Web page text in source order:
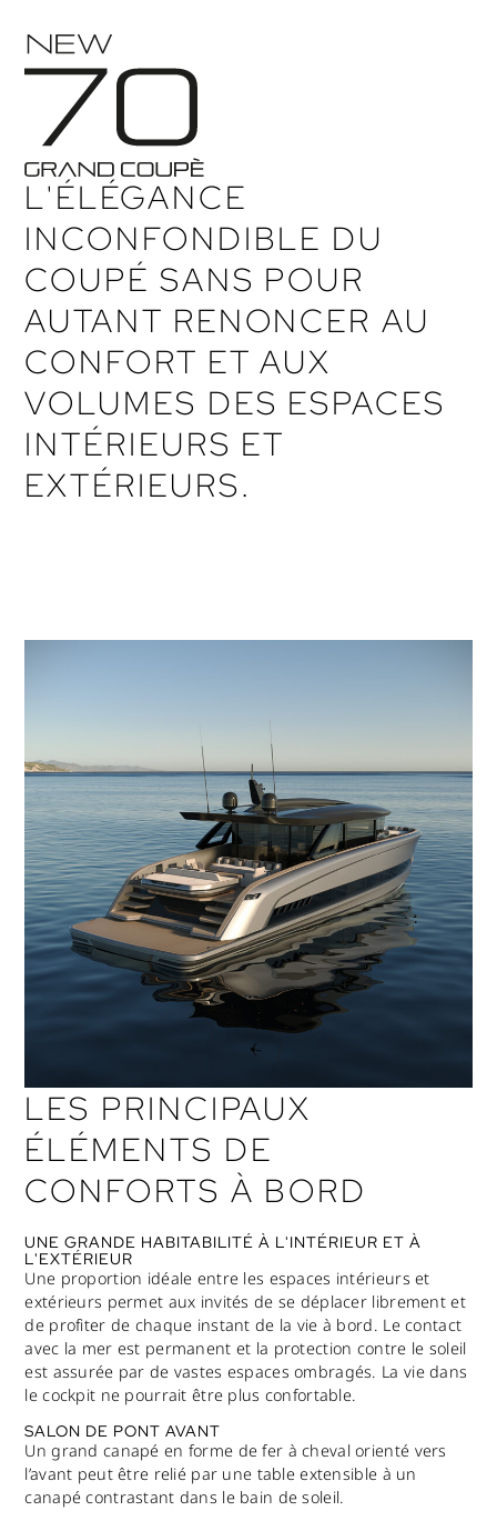
L'ÉLÉGANCE
INCONFONDIBLE DU
COUPÉ SANS POUR
AUTANT RENONCER AU
CONFORT ET AUX
VOLUMES DES ESPACES
INTÉRIEURS ET
EXTÉRIEURS.
LES PRINCIPAUX
ÉLÉMENTS DE
CONFORTS À BORD
UNE GRANDE HABITABILITÉ À L'INTÉRIEUR ET À
L'EXTÉRIEUR
Une proportion idéale entre les espaces intérieurs et
extérieurs permet aux invités de se déplacer librement et
de profiter de chaque instant de la vie à bord. Le contact
avec la mer est permanent et la protection contre le soleil
est assurée par de vastes espaces ombragés. La vie dans
le cockpit ne pourrait être plus confortable.
SALON DE PONT AVANT
Un grand canapé en forme de fer à cheval orienté vers
l’avant peut être relié par une table extensible à un
canapé contrastant dans le bain de soleil.